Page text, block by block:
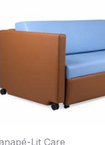
Lit Care